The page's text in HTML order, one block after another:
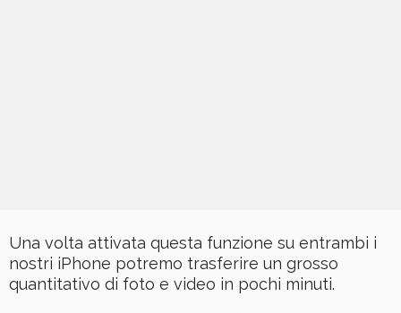
Una volta attivata questa funzione su entrambi i
nostri iPhone potremo trasferire un grosso
quantitativo di foto e video in pochi minuti.